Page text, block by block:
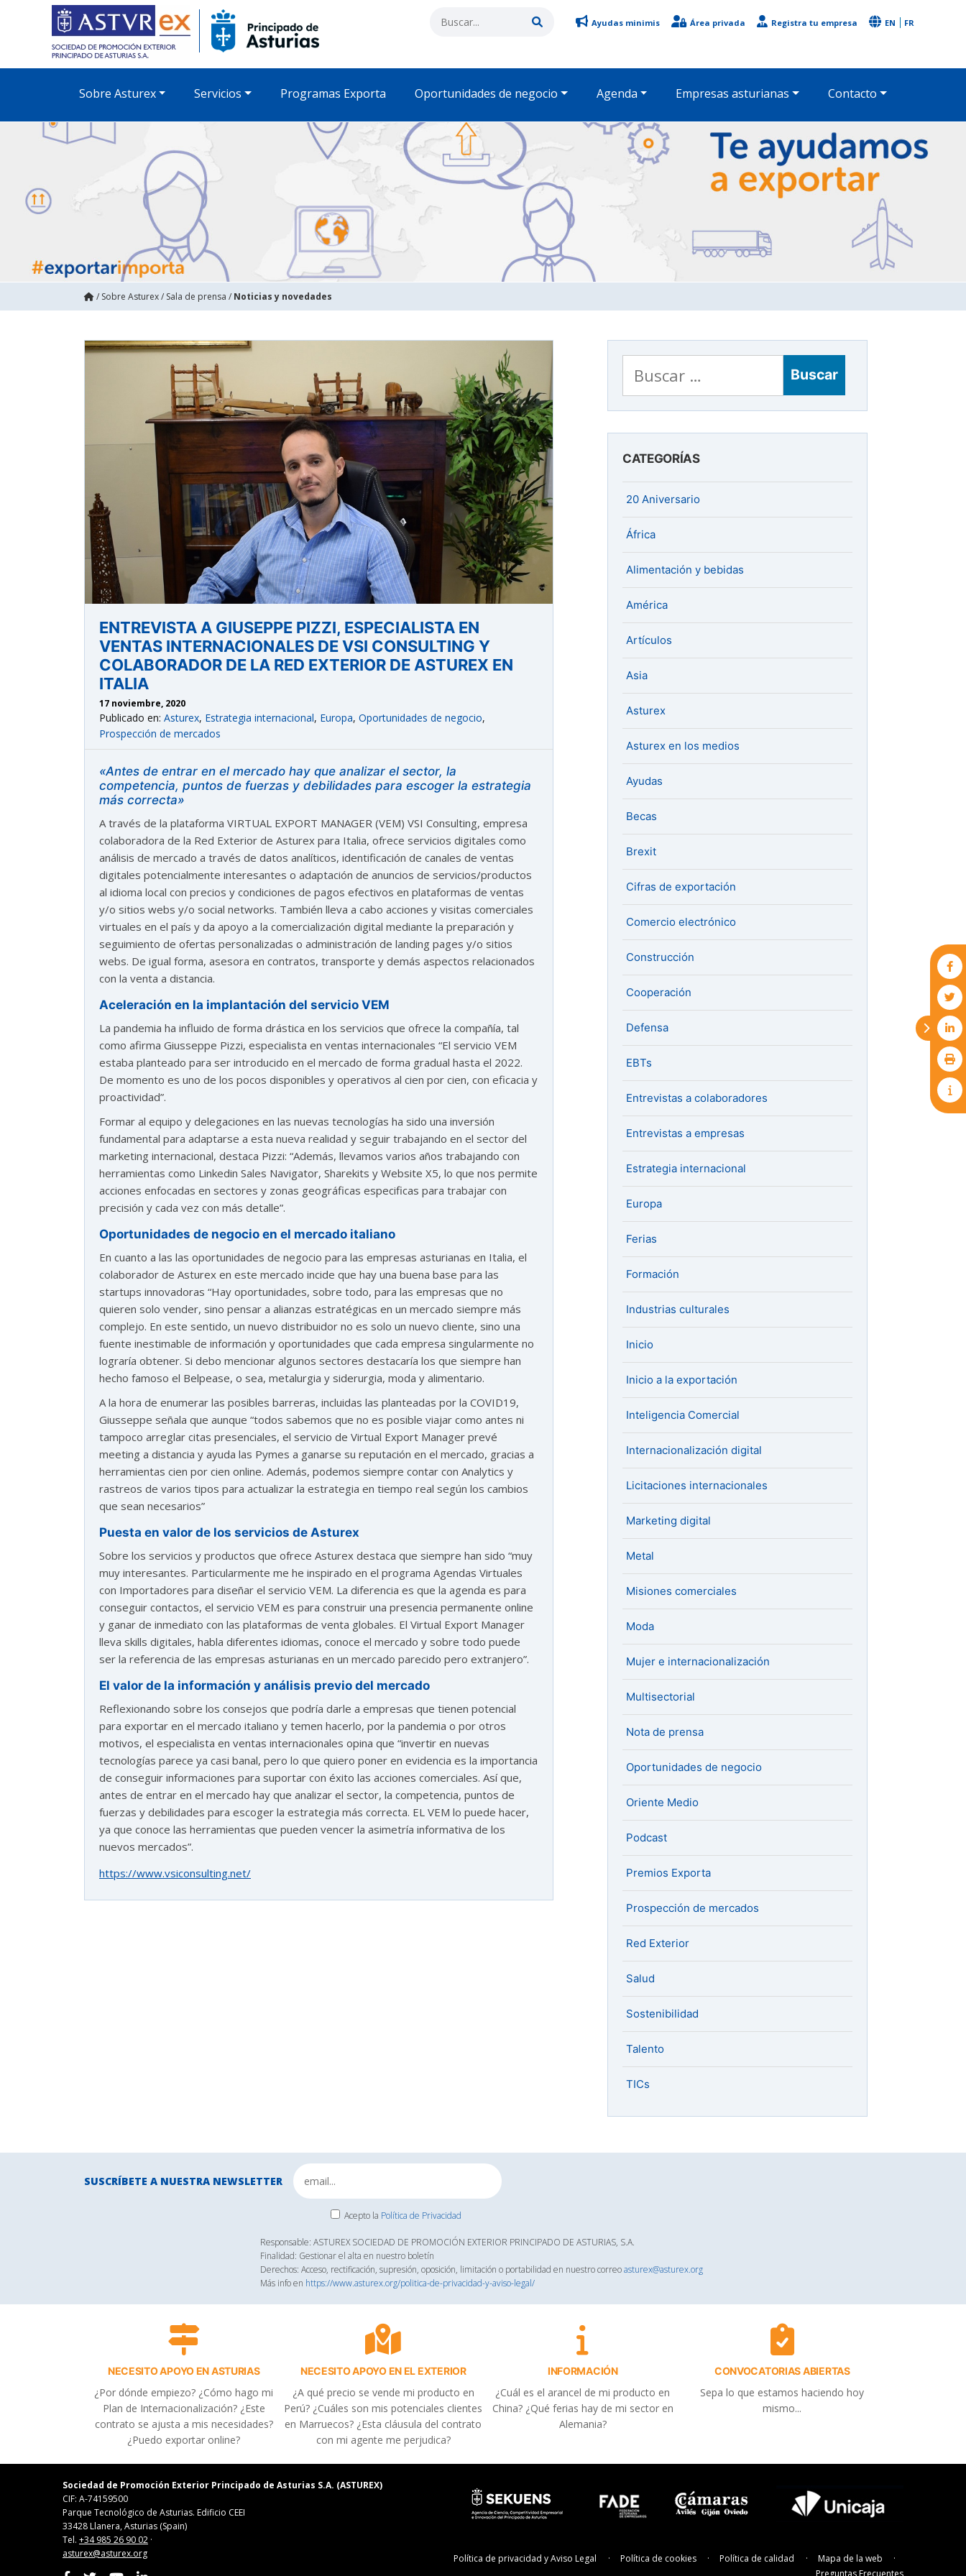
Ayudas minimis Área privada Registra tu empresa EN FR
Sobre Asturex Servicios Programas Exporta Oportunidades de negocio Agenda Empresas asturianas Contacto
/ Sobre Asturex/ Sala de prensa / Noticias y novedades
ENTREVISTA A GIUSEPPE PIZZI, ESPECIALISTA EN
VENTAS INTERNACIONALES DE VSI CONSULTING Y
COLABORADOR DE LA RED EXTERIOR DE ASTUREX EN
ITALIA
17 noviembre, 2020
Publicado en: Asturex, Estrategia internacional, Europa, Oportunidades de negocio,
Prospección de mercados
«Antes de entrar en el mercado hay que analizar el sector, la
competencia, puntos de fuerzas y debilidades para escoger la estrategia
más correcta»
A través de la plataforma VIRTUAL EXPORT MANAGER (VEM) VSI Consulting, empresa
colaboradora de la Red Exterior de Asturex para Italia, ofrece servicios digitales como
análisis de mercado a través de datos analíticos, identificación de canales de ventas
digitales potencialmente interesantes o adaptación de anuncios de servicios/productos
al idioma local con precios y condiciones de pagos efectivos en plataformas de ventas
y/o sitios webs y/o social networks. También lleva a cabo acciones y visitas comerciales
virtuales en el país y da apoyo a la comercialización digital mediante la preparación y
seguimiento de ofertas personalizadas o administración de landing pages y/o sitios
webs. De igual forma, asesora en contratos, transporte y demás aspectos relacionados
con la venta a distancia.
Aceleración en la implantación del servicio VEM
La pandemia ha influido de forma drástica en los servicios que ofrece la compañía, tal
como afirma Giusseppe Pizzi, especialista en ventas internacionales “El servicio VEM
estaba planteado para ser introducido en el mercado de forma gradual hasta el 2022.
De momento es uno de los pocos disponibles y operativos al cien por cien, con eficacia y
proactividad”.
Formar al equipo y delegaciones en las nuevas tecnologías ha sido una inversión
fundamental para adaptarse a esta nueva realidad y seguir trabajando en el sector del
marketing internacional, destaca Pizzi: “Además, llevamos varios años trabajando con
herramientas como Linkedin Sales Navigator, Sharekits y Website X5, lo que nos permite
acciones enfocadas en sectores y zonas geográficas especificas para trabajar con
precisión y cada vez con más detalle”.
Oportunidades de negocio en el mercado italiano
En cuanto a las las oportunidades de negocio para las empresas asturianas en Italia, el
colaborador de Asturex en este mercado incide que hay una buena base para las
startups innovadoras “Hay oportunidades, sobre todo, para las empresas que no
quieren solo vender, sino pensar a alianzas estratégicas en un mercado siempre más
complejo. En este sentido, un nuevo distribuidor no es solo un nuevo cliente, sino una
fuente inestimable de información y oportunidades que cada empresa singularmente no
lograría obtener. Si debo mencionar algunos sectores destacaría los que siempre han
hecho famoso el Belpease, o sea, metalurgia y siderurgia, moda y alimentario.
A la hora de enumerar las posibles barreras, incluidas las planteadas por la COVID19,
Giusseppe señala que aunque “todos sabemos que no es posible viajar como antes ni
tampoco arreglar citas presenciales, el servicio de Virtual Export Manager prevé
meeting a distancia y ayuda las Pymes a ganarse su reputación en el mercado, gracias a
herramientas cien por cien online. Además, podemos siempre contar con Analytics y
rastreos de varios tipos para actualizar la estrategia en tiempo real según los cambios
que sean necesarios”
Puesta en valor de los servicios de Asturex
Sobre los servicios y productos que ofrece Asturex destaca que siempre han sido “muy
muy interesantes. Particularmente me he inspirado en el programa Agendas Virtuales
con Importadores para diseñar el servicio VEM. La diferencia es que la agenda es para
conseguir contactos, el servicio VEM es para construir una presencia permanente online
y ganar de inmediato con las plataformas de venta globales. El Virtual Export Manager
lleva skills digitales, habla diferentes idiomas, conoce el mercado y sobre todo puede
ser la referencia de las empresas asturianas en un mercado parecido pero extranjero”.
El valor de la información y análisis previo del mercado
Reflexionando sobre los consejos que podría darle a empresas que tienen potencial
para exportar en el mercado italiano y temen hacerlo, por la pandemia o por otros
motivos, el especialista en ventas internacionales opina que “invertir en nuevas
tecnologías parece ya casi banal, pero lo que quiero poner en evidencia es la importancia
de conseguir informaciones para suportar con éxito las acciones comerciales. Así que,
antes de entrar en el mercado hay que analizar el sector, la competencia, puntos de
fuerzas y debilidades para escoger la estrategia más correcta. EL VEM lo puede hacer,
ya que conoce las herramientas que pueden vencer la asimetría informativa de los
nuevos mercados”.
https://www.vsiconsulting.net/
Buscar:
CATEGORÍAS
20 Aniversario
África
Alimentación y bebidas
América
Artículos
Asia
Asturex
Asturex en los medios
Ayudas
Becas
Brexit
Cifras de exportación
Comercio electrónico
Construcción
Cooperación
Defensa
EBTs
Entrevistas a colaboradores
Entrevistas a empresas
Estrategia internacional
Europa
Ferias
Formación
Industrias culturales
Inicio
Inicio a la exportación
Inteligencia Comercial
Internacionalización digital
Licitaciones internacionales
Marketing digital
Metal
Misiones comerciales
Moda
Mujer e internacionalización
Multisectorial
Nota de prensa
Oportunidades de negocio
Oriente Medio
Podcast
Premios Exporta
Prospección de mercados
Red Exterior
Salud
Sostenibilidad
Talento
TICs
SUSCRÍBETE A NUESTRA NEWSLETTER
Acepto la Política de Privacidad
Responsable: ASTUREX SOCIEDAD DE PROMOCIÓN EXTERIOR PRINCIPADO DE ASTURIAS, S.A.
Finalidad: Gestionar el alta en nuestro boletín
Derechos: Acceso, rectificación, supresión, oposición, limitación o portabilidad en nuestro correoasturex@asturex.org
Más info en https://www.asturex.org/politica-de-privacidad-y-aviso-legal/
NECESITO APOYO EN ASTURIAS
¿Por dónde empiezo? ¿Cómo hago mi
Plan de Internacionalización? ¿Este
contrato se ajusta a mis necesidades?
¿Puedo exportar online?
NECESITO APOYO EN EL EXTERIOR
¿A qué precio se vende mi producto en
Perú? ¿Cuáles son mis potenciales clientes
en Marruecos? ¿Esta cláusula del contrato
con mi agente me perjudica?
INFORMACIÓN
¿Cuál es el arancel de mi producto en
China? ¿Qué ferias hay de mi sector en
Alemania?
CONVOCATORIAS ABIERTAS
Sepa lo que estamos haciendo hoy
mismo...
Sociedad de Promoción Exterior Principado de Asturias S.A. (ASTUREX)
CIF: A-74159500
Parque Tecnológico de Asturias. Edificio CEEI
33428 Llanera, Asturias (Spain)
Tel. +34 985 26 90 02 ·
asturex@asturex.org
Política de privacidad y Aviso Legal Política de cookies Política de calidad
Mapa de la web
Preguntas Frecuentes
astu
exportar importa
¡Hola, soy Astu
Estoy aquí para ayudarte
con la internacionalización de tu empresa e
informarte sobre los eventos y actividades
que lleva a cabo Asturex.
Al continuar con la Conversación, aceptas
política de privacidad
¿En que te puedo ayudar hoy?